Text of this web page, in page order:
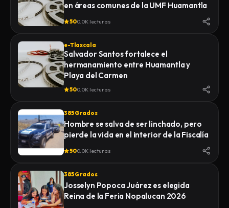
en áreas comunes de la UMF Huamantla
500.0K lecturas
e-Tlaxcala
Salvador Santos fortalece el
hermanamiento entre Huamantla y
Playa del Carmen
500.0K lecturas
385 Grados
Hombre se salva de ser linchado, pero
pierde la vida en el interior de la Fiscalía
500.0K lecturas
385 Grados
Josselyn Popoca Juárez es elegida
Reina de la Feria Nopalucan 2026